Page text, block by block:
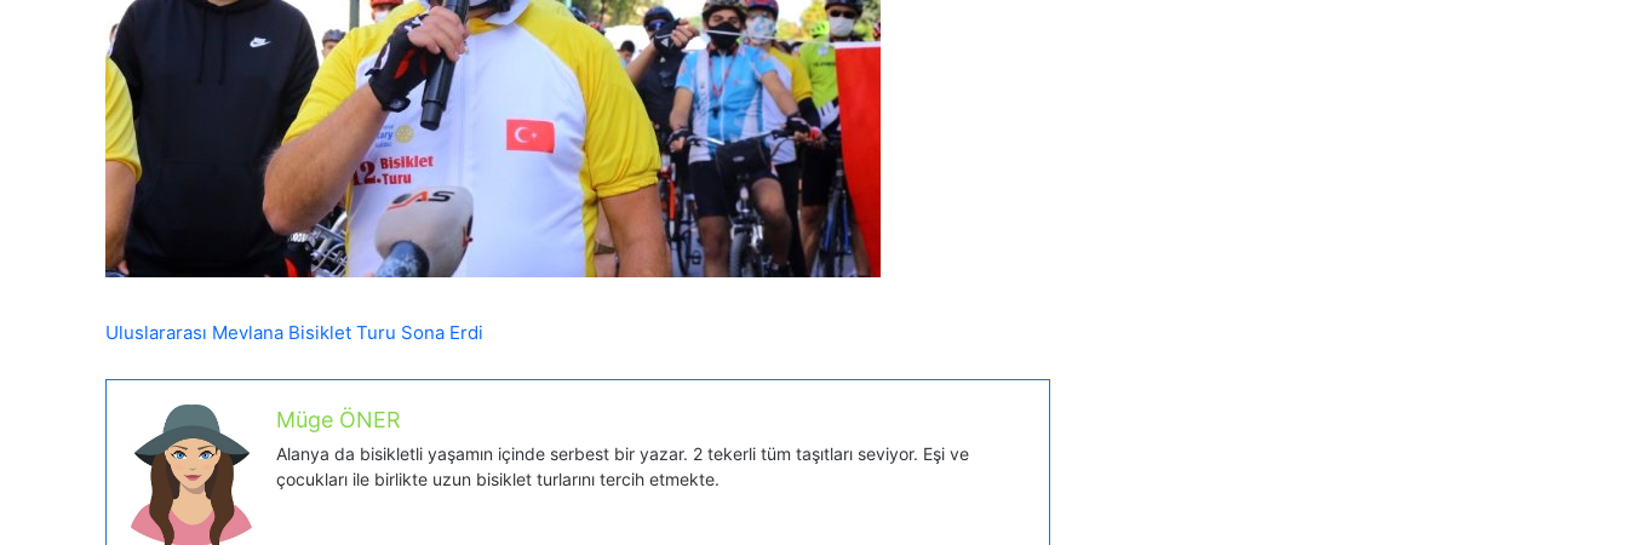
Uluslararası Mevlana Bisiklet Turu Sona Erdi
Müge ÖNER
Alanya da bisikletli yaşamın içinde serbest bir yazar. 2 tekerli tüm taşıtları seviyor. Eşi ve
çocukları ile birlikte uzun bisiklet turlarını tercih etmekte.